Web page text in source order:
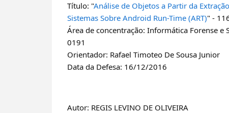
Título: "Análise de Objetos a Partir da
Sistemas Sobre Android Run-Time (ART)" -
Área de concentração: Informática Forense e
0191
Orientador: Rafael Timoteo De Sousa Junior
Data da Defesa: 16/12/2016
Autor: REGIS LEVINO DE OLIVEIRA